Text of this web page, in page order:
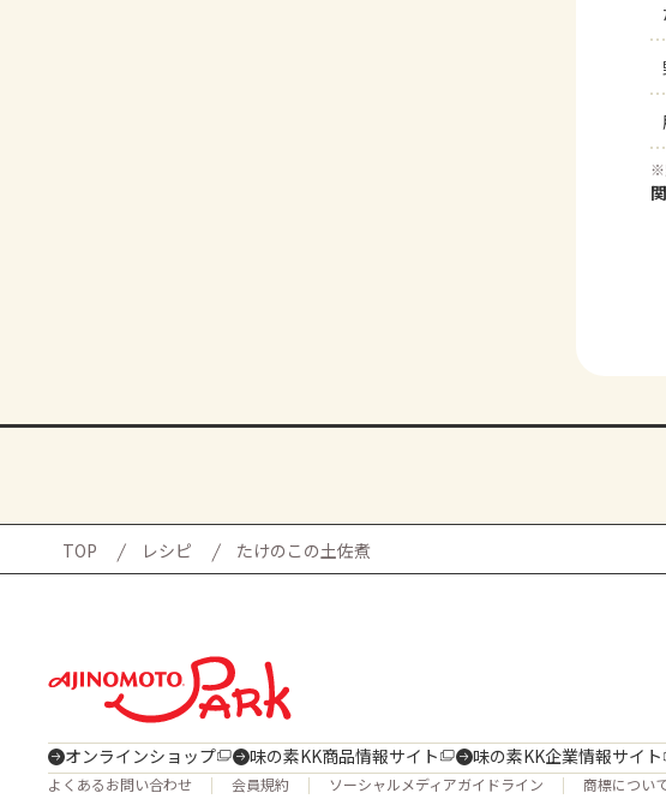
※
TOP レシピ たけのこの土佐煮
オンラインショップ 味の素KK商品情報サイト 味の素KK企業情報サイト
よくあるお問い合わせ 会員規約 ソーシャルメディアガイドライン 商標につい